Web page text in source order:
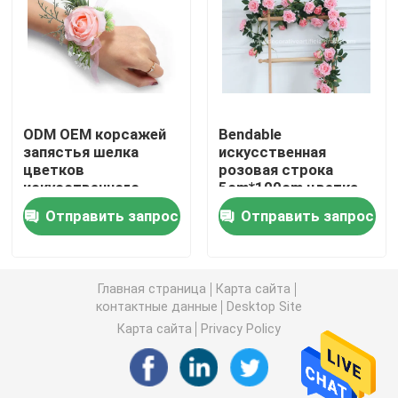
Искусственная дерновина травы
Лепестки искусственных цветов
Шарик искусственного цветка
Декоративные орнаменты
Искусственная циновка мха
ODM OEM корсажей
запястья шелка
цветков
искусственного
шелка Bridesmaid
Отправить запрос
Bendable
искусственная
розовая строка
5cm*100cm цветка
Diy лозы 6cm*120cm
Отправить запрос
Главная страница
Карта сайта
контактные данные
Desktop Site
Карта сайта
Privacy Policy